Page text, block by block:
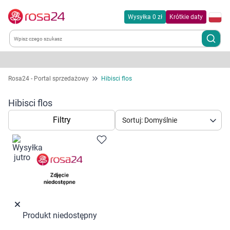
Wysyłka 0 zł Krótkie daty
Kategorie
Chemia gospodarcza
Dla zwierząt
Dom i ogród
Kobieta w ciąży i mama
Rosa24 - Portal sprzedażowy Hibisci flos
Hibisci flos
Filtry Sortuj: Domyślnie
Produkt niedostępny